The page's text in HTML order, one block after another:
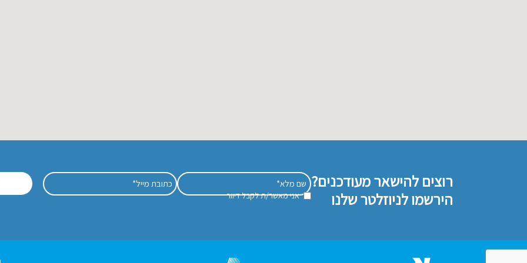
רוצים להישאר מעודכנים?
הירשמו לניוזלטר שלנו
אני מאשר/ת לקבל דיוור